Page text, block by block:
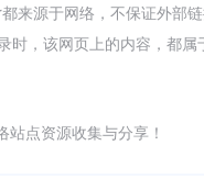
来源于网络，不保证外部
，该网页上的内容，都
点资源收集与分享！